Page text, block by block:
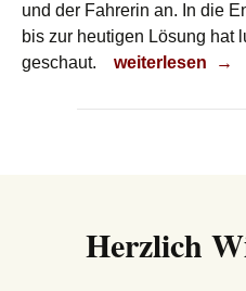
und der Fahrerin an. In die
bis zur heutigen Lösung hat
geschaut.
Digital unterwegs
weiterlesen →
Herzlich